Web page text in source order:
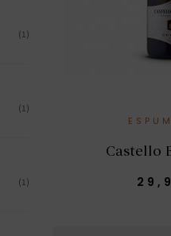
(1)
(1)
(1)
Castello